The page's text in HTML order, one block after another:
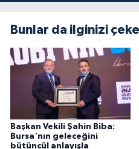
Bunlar da ilginizi
Başkan Vekili Şahin Biba:
Bursa'nın geleceğini
bütüncül anlayışla